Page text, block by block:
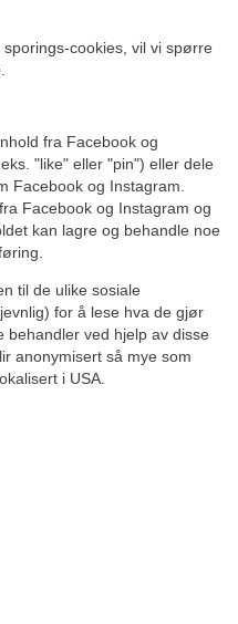
cookies, vil vi spørre
fra Facebook og
"like" eller "pin") eller dele
Facebook og Instagram.
Facebook og Instagram og
kan lagre og behandle noe
til de ulike sosiale
for å lese hva de gjør
behandler ved hjelp av disse
anonymisert så mye som
i USA.